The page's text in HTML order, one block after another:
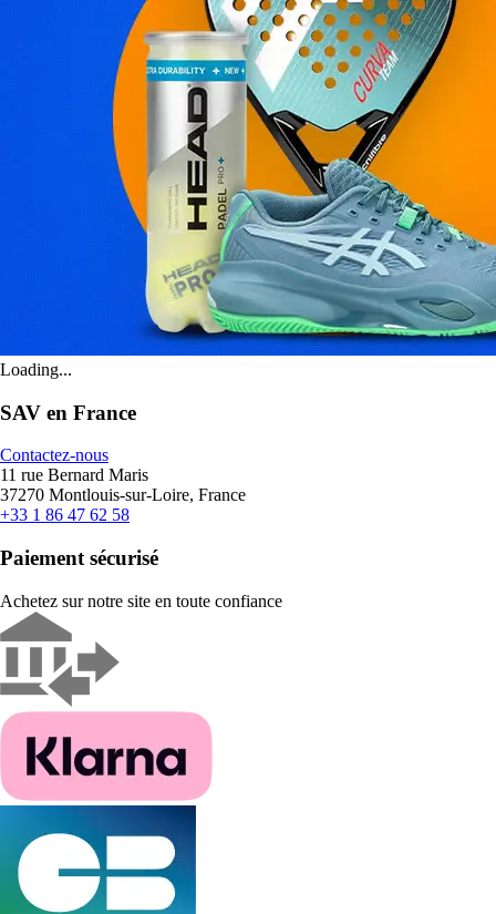
Loading...
SAV en France
Contactez-nous
11 rue Bernard Maris
37270 Montlouis-sur-Loire, France
+33 1 86 47 62 58
Paiement sécurisé
Achetez sur notre site en toute confiance